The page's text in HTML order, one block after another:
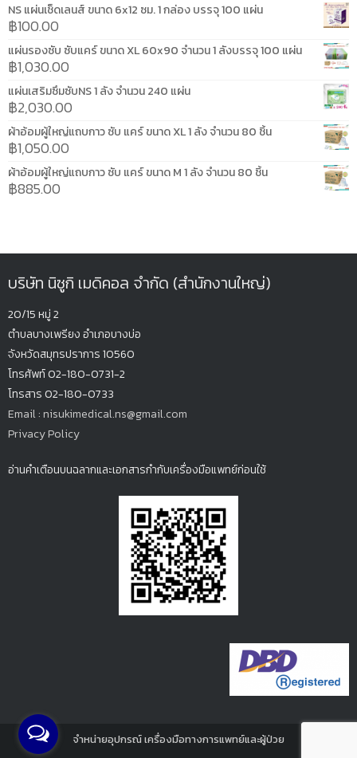
NS แผ่นเช็ดเลนส์ ขนาด 6x12 ซม. 1 กล่อง บรรจุ 100 แผ่น
฿100.00
แผ่นรองซับ ซับแคร์ ขนาด XL 60x90 จำนวน 1 ลังบรรจุ 100 แผ่น
฿1,030.00
แผ่นเสริมซึมซับNS 1 ลัง จำนวน 240 แผ่น
฿2,030.00
ผ้าอ้อมผู้ใหญ่แถบกาว ซับ แคร์ ขนาด XL 1 ลัง จำนวน 80 ชิ้น
฿1,050.00
ผ้าอ้อมผู้ใหญ่แถบกาว ซับ แคร์ ขนาด M 1 ลัง จำนวน 80 ชิ้น
฿885.00
บริษัท นิซูกิ เมดิคอล จำกัด (สำนักงานใหญ่)
20/15 หมู่ 2
ตำบลบางเพรียงอำเภอบางบ่อ
จังหวัดสมุทรปราการ 10560
โทรศัพท์ 02-180-0731-2
โทรสาร 02-180-0733
Email : nisukimedical.ns@gmail.com
Privacy Policy
อ่านคำเตือนบนฉลากและเอกสารกำกับเครื่องมือแพทย์ก่อนใช้
จำหน่ายอุปกรณ์ เครื่องมือทางการแพทย์และผู้ป่วย